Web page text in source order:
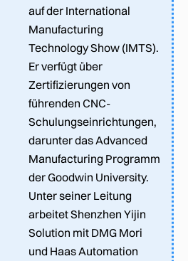
auf der International
Manufacturing
Technology Show (IMTS).
Er verfügt über
Zertifizierungen von
führenden CNC-
Schulungseinrichtungen,
darunter das Advanced
Manufacturing Programm
der Goodwin University.
Unter seiner Leitung
arbeitet Shenzhen Yijin
Solution mit DMG Mori
und Haas Automation